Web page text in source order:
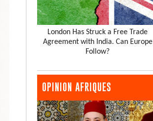
London Has Struck a Free Trade
Agreement with India. Can Europe
Follow?
OPINION AFRIQUES